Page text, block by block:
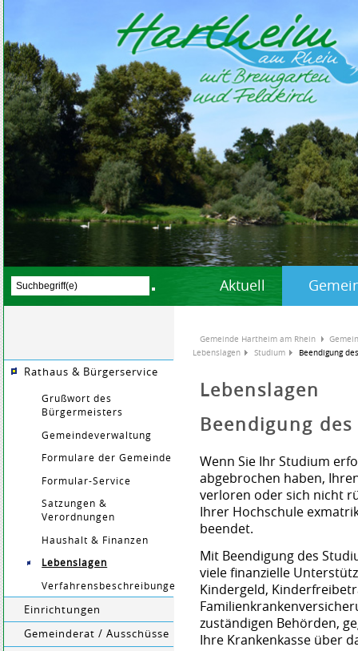
Aktuell
Rathaus & Bürgerservice
Grußwort des
Bürgermeisters
Gemeindeverwaltung
Formulare der Gemeinde
Formular-Service
Satzungen &
Verordnungen
Haushalt & Finanzen
Lebenslagen
Verfahrensbeschreibungen
Einrichtungen
Gemeinderat / Ausschüsse
Gemeinde Hartheim am Rhein
Lebenslagen
Studium Beendigung
Lebenslagen
Beendigung
Wenn Sie Ihr Studium
abgebrochen haben,
verloren oder sich nicht
Ihrer Hochschule
beendet.
Mit Beendigung des
viele finanzielle
Kindergeld,
zuständigen Behörden,
Ihre Krankenkasse über